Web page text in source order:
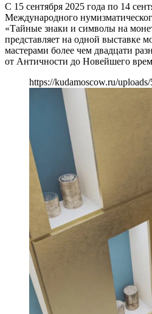
С 15 сентября 2025 года по 14
Международного
«Тайные знаки и символы на
представляет на одной выставке
мастерами более чем двадцати
от Античности до Новейшего
https://kudamoscow.ru/